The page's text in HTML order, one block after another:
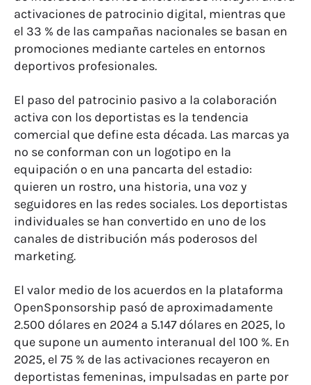
activaciones de patrocinio digital, mientras que
el 33 % de las campañas nacionales se basan en
promociones mediante carteles en entornos
deportivos profesionales.
El paso del patrocinio pasivo a la colaboración
activa con los deportistas es la tendencia
comercial que define esta década. Las marcas ya
no se conforman con un logotipo en la
equipación o en una pancarta del estadio:
quieren un rostro, una historia, una voz y
seguidores en las redes sociales. Los deportistas
individuales se han convertido en uno de los
canales de distribución más poderosos del
marketing.
El valor medio de los acuerdos en la plataforma
OpenSponsorship pasó de aproximadamente
2.500 dólares en 2024 a 5.147 dólares en 2025, lo
que supone un aumento interanual del 100 %. En
2025, el 75 % de las activaciones recayeron en
deportistas femeninas, impulsadas en parte por